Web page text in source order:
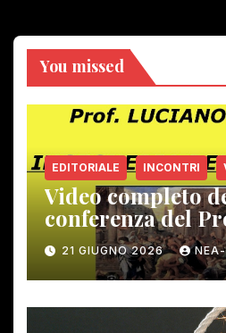
articoli
You missed
EDITORIALE INCONTRI
Video completo
conferenza del
12 giugno scorso
21 GIUGNO 2026